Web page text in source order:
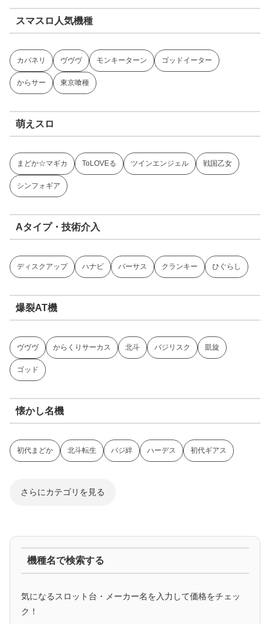
スマスロ人気機種
カバネリ ヴヴヴ モンキーターン ゴッドイーター
からサー 東京喰種
萌えスロ
まどか☆マギカ ToLOVEる ツインエンジェル 戦国乙女
シンフォギア
Aタイプ・技術介入
ディスクアップ ハナビ バーサス クランキー ひぐらし
爆裂AT機
ヴヴヴ からくりサーカス 北斗 バジリスク 凱旋
ゴッド
懐かし名機
初代まどか 北斗転生 バジ絆 ハーデス 初代ギアス
さらにカテゴリを見る
アニメタイアップ
機種名で検索する
気になるスロット台・メーカー名を入力して価格をチェッ
ク！